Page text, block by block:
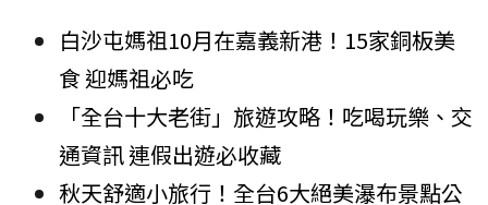
白沙屯媽祖10月在嘉義新港！15家銅板美
食 迎媽祖必吃
「全台十大老街」旅遊攻略！吃喝玩樂、交
通資訊 連假出遊必收藏
秋天舒適小旅行！全台6大絕美瀑布景點公